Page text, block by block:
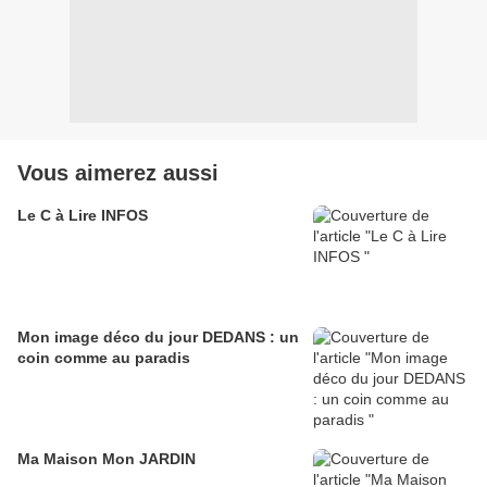
Vous aimerez aussi
Le C à Lire INFOS
Mon image déco du jour DEDANS : un
coin comme au paradis
Ma Maison Mon JARDIN